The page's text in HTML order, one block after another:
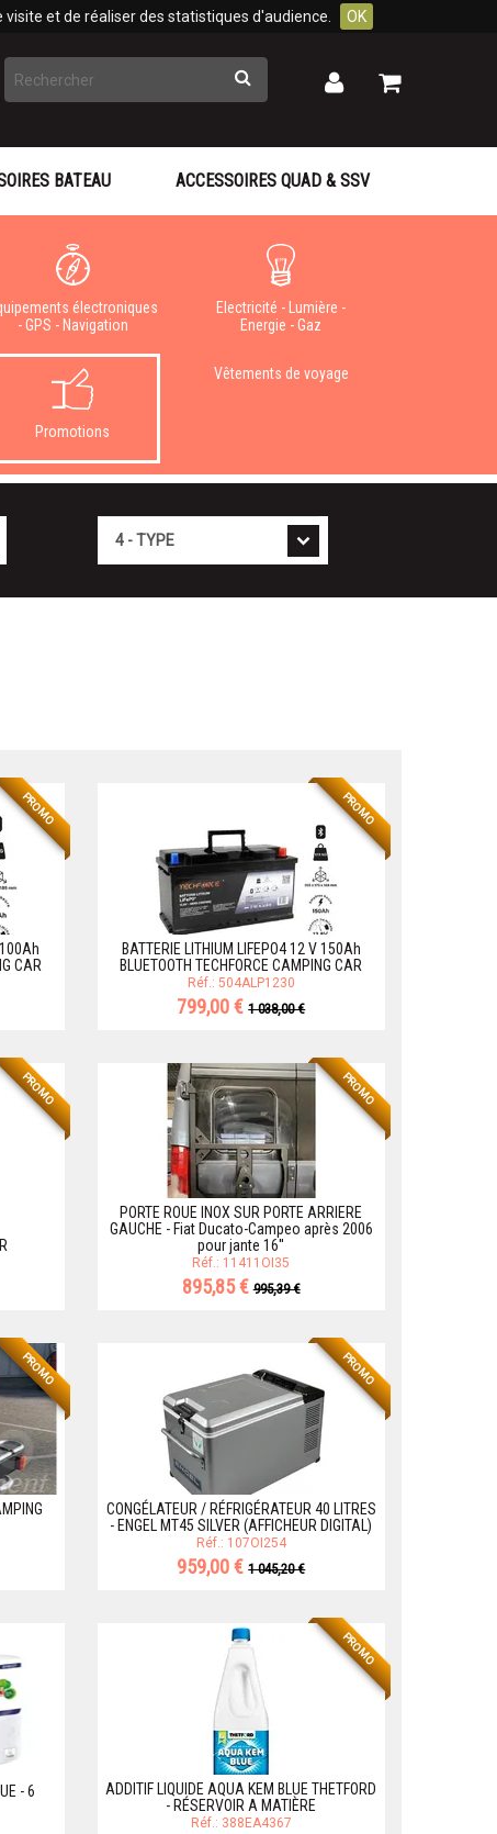
et de réaliser des statistiques d'audience. OK
Rechercher Mon
Mon
électroniques
- GPS - Navigation
Electricité - Lumière -
Energie - Gaz
Promotions
Vêtements de voyage
BATEAU ACCESSOIRES QUAD & SSV
PROMO
CAR
PROMO
BATTERIE LITHIUM LIFEPO4 12 V 150Ah
BLUETOOTH TECHFORCE CAMPING CAR
Réf.: 504ALP1230
799,00 €1 038,00 €
PROMO PROMO
PORTE ROUE INOX SUR PORTE ARRIERE
GAUCHE - Fiat Ducato-Campeo après 2006
pour jante 16''
Réf.: 11411OI35
895,85 €995,39 €
PROMO PROMO
CONGÉLATEUR / RÉFRIGÉRATEUR 40 LITRES
- ENGEL MT45 SILVER (AFFICHEUR DIGITAL)
Réf.: 107OI254
959,00 €1 045,20 €
- 6
PROMO
ADDITIF LIQUIDE AQUA KEM BLUE THETFORD
- RÉSERVOIR A MATIÈRE
Réf.: 388EA4367